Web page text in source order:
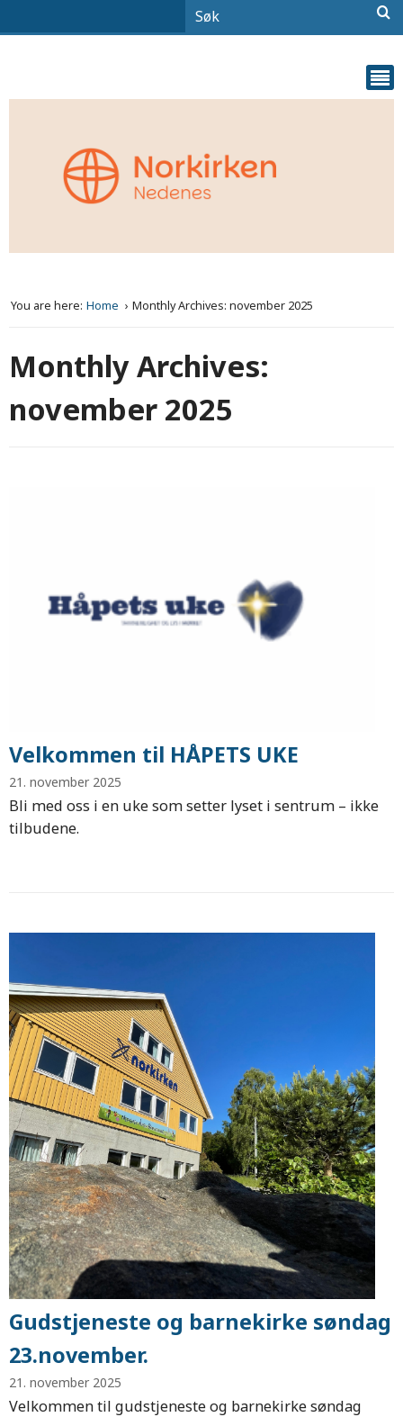
You are here: Home Monthly Archives: november 2025
Monthly Archives:
november 2025
Velkommen til HÅPETS UKE
21. november 2025
Bli med oss i en uke som setter lyset i sentrum – ikke
tilbudene.
Gudstjeneste og barnekirke søndag
23.november.
21. november 2025
Velkommen til gudstjeneste og barnekirke søndag